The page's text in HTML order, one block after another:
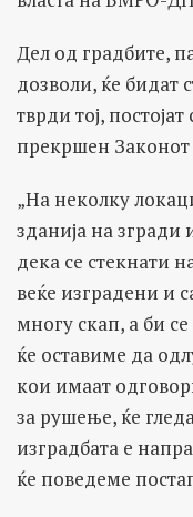
Дел од градбите,
дозволи, ќе бидат
тврди тој,
прекршен Законот
„На неколку
зданија на згради
дека се стекнати
веќе изградени и
многу скап, а би
ќе оставиме да
кои имаат
за рушење, ќе
изградбата е
ќе поведеме